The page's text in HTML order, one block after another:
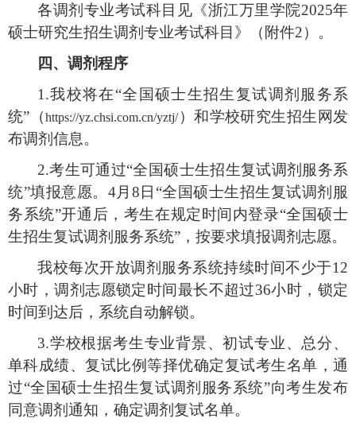
各调剂专业考试科目见《浙江万里学院2025年
硕士研究生招生调剂专业考试科目》（附件2）。
四、调剂程序
1.我校将在“全国硕士生招生复试调剂服务系
统” （https://yz.chsi.com.cn/yztj/）和学校研究生招生网发
布调剂信息。
2.考生可通过“全国硕士生招生复试调剂服务系
统”填报意愿。 4月 8日“全国硕士生招生复试调剂服
务系统”开通后，考生在规定时间内登录“全国硕士
生招生复试调剂服务系统” ，按要求填报调剂志愿。
我校每次开放调剂服务系统持续时间不少于12
小时，调剂志愿锁定时间最长不超过36小时，锁定
时间到达后，系统自动解锁。
3.学校根据考生专业背景、初试专业、总分、
单科成绩、复试比例等择优确定复试考生名单，通
过“全国硕士生招生复试调剂服务系统”向考生发布
同意调剂通知，确定调剂复试名单。